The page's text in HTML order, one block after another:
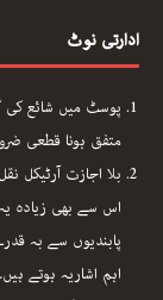
ادارتی نوٹ
پوسٹ میں شائع
متفق ہونا قطعی
بلا اجازت آرٹیکل
اس سے بھی زیادہ
پابندیوں سے بہ
اہم اشاریہ ہوتے ہیں۔